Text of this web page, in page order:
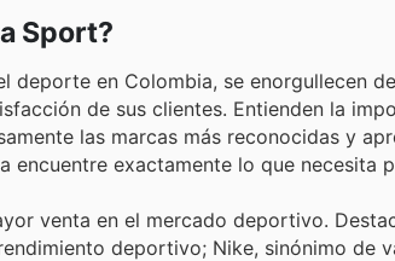
Sport?
en Colombia, se enorgullecen
de sus clientes. Entienden la
las marcas más reconocidas y
exactamente lo que necesita
venta en el mercado deportivo.
deportivo; Nike, sinónimo de